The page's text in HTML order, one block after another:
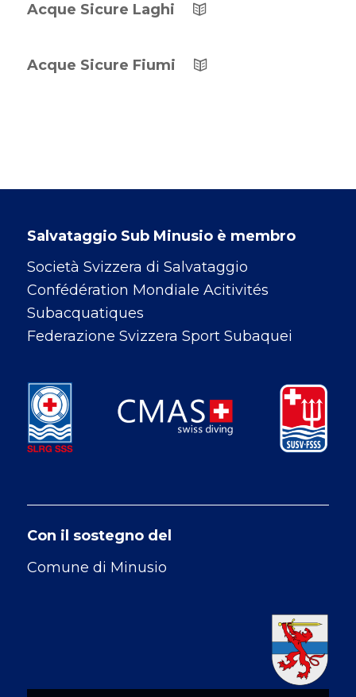
Acque Sicure Laghi
Acque Sicure Fiumi
Salvataggio Sub Minusio è membro
Società Svizzera di Salvataggio
Confédération Mondiale Acitivités
Subacquatiques
Federazione Svizzera Sport Subaquei
Con il sostegno del
Comune di Minusio